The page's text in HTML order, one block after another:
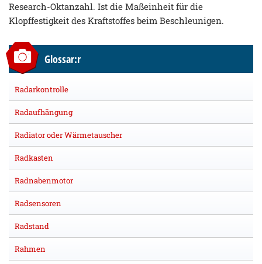
Research-Oktanzahl. Ist die Maßeinheit für die
Klopffestigkeit des Kraftstoffes beim Beschleunigen.
Glossar:r
Radarkontrolle
Radaufhängung
Radiator oder Wärmetauscher
Radkasten
Radnabenmotor
Radsensoren
Radstand
Rahmen